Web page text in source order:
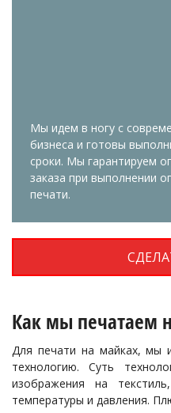
Мы идем в ногу с
бизнеса и готовы
сроки. Мы гарантируем
заказа при выполнении
печати.
Как мы печатаем
Для печати на майках, мы
технологию. Суть
изображения на
температуры и давления.